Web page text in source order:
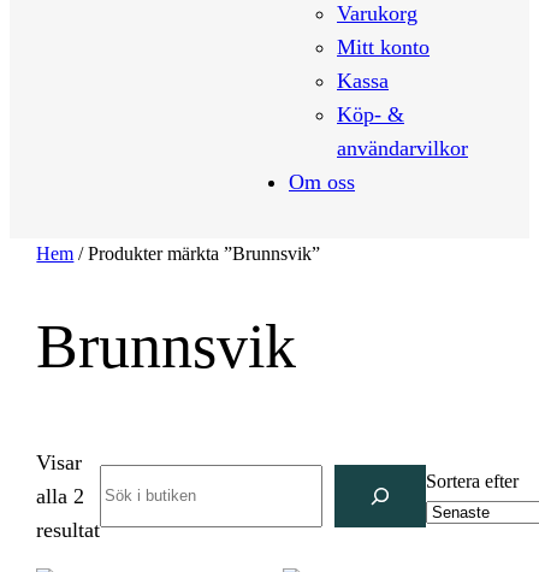
Varukorg
Mitt konto
Kassa
Köp- &
användarvilkor
Om oss
Hem / Produkter märkta ”Brunnsvik”
Brunnsvik
Visar
alla 2
resultatSortera
Sortera efter